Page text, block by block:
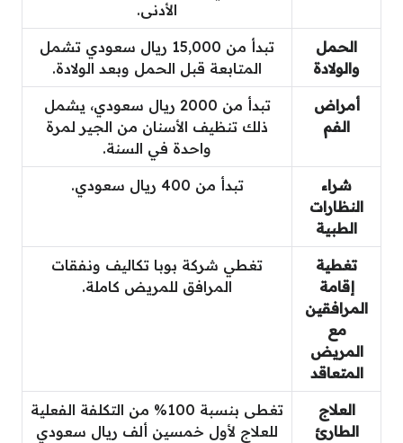
الأدنى.
الحمل
والولادة
تبدأ من 15,000 ريال سعودي تشمل
المتابعة قبل الحمل وبعد الولادة.
أمراض
الفم
تبدأ من 2000 ريال سعودي، يشمل
ذلك تنظيف الأسنان من الجير لمرة
واحدة في السنة.
شراء
النظارات
الطبية
تبدأ من 400 ريال سعودي.
تغطية
إقامة
المرافقين
مع
المريض
المتعاقد
تغطي شركة بوبا تكاليف ونفقات
المرافق للمريض كاملة.
العلاج
الطارئ
تغطى بنسبة 100% من التكلفة الفعلية
للعلاج لأول خمسين ألف ريال سعودي